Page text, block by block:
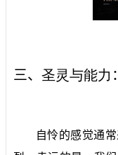
三、 圣灵与能力 ：
自怜的感觉通